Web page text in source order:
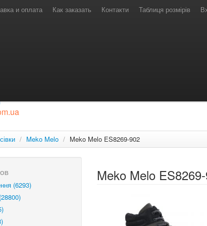
и оплата Как заказать Контакти Таблиця розмірів
88 МТС: (050) 967-41-33
/ Meko Melo / Meko Melo ES8269-902
(6293)
Meko Melo